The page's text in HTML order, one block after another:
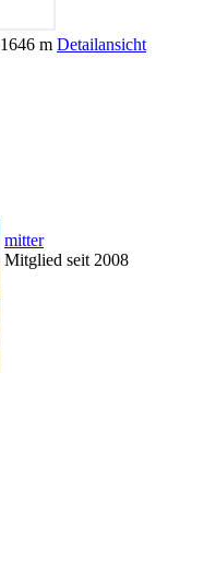
1646 m Detailansicht
mitter
Mitglied seit 2008